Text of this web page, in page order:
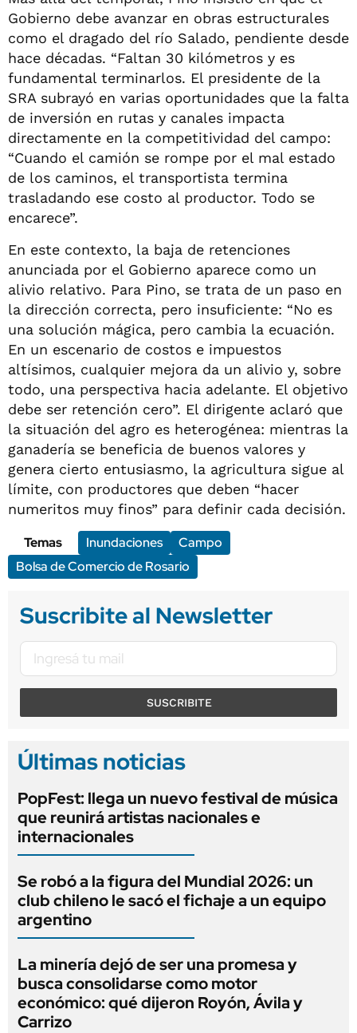
Gobierno debe avanzar en obras estructurales
como el dragado del río Salado, pendiente desde
hace décadas. “Faltan 30 kilómetros y es
fundamental terminarlos. El presidente de la
SRA subrayó en varias oportunidades que la falta
de inversión en rutas y canales impacta
directamente en la competitividad del campo:
“Cuando el camión se rompe por el mal estado
de los caminos, el transportista termina
trasladando ese costo al productor. Todo se
encarece”.
En este contexto, la baja de retenciones
anunciada por el Gobierno aparece como un
alivio relativo. Para Pino, se trata de un paso en
la dirección correcta, pero insuficiente: “No es
una solución mágica, pero cambia la ecuación.
En un escenario de costos e impuestos
altísimos, cualquier mejora da un alivio y, sobre
todo, una perspectiva hacia adelante. El objetivo
debe ser retención cero”. El dirigente aclaró que
la situación del agro es heterogénea: mientras la
ganadería se beneficia de buenos valores y
genera cierto entusiasmo, la agricultura sigue al
límite, con productores que deben “hacer
numeritos muy finos” para definir cada decisión.
Temas
Inundaciones
Campo
Bolsa de Comercio de Rosario
Suscribite al Newsletter
SUSCRIBITE
Últimas noticias
PopFest: llega un nuevo festival de música
que reunirá artistas nacionales e
internacionales
Se robó a la figura del Mundial 2026: un
club chileno le sacó el fichaje a un equipo
argentino
La minería dejó de ser una promesa y
busca consolidarse como motor
económico: qué dijeron Royón, Ávila y
Carrizo